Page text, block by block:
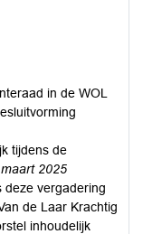
in de WOL
tijdens de
2025
deze vergadering
de Laar Krachtig
inhoudelijk